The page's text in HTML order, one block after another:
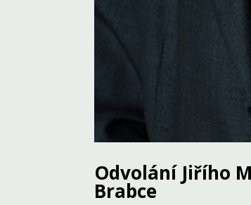
Odvolání Jiřího
Brabce